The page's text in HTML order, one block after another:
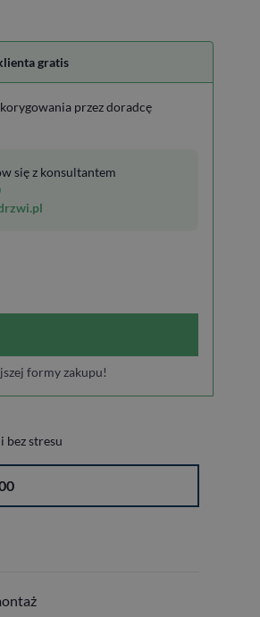
gratis
przez doradcę
się z konsultantem
formy zakupu!
bez stresu